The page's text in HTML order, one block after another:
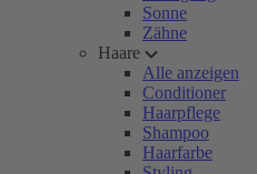
Sonne
Zähne
Haare
Alle anzeigen
Conditioner
Haarpflege
Shampoo
Haarfarbe